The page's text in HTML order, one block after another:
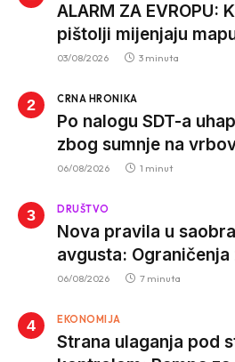
ALARM ZA EVROPU:
pištolji mijenjaju
istrage ukazuju na
03/08/2026 3 minuta
CRNA HRONIKA
Po nalogu SDT-a
zbog sumnje na
za izvršenje
06/08/2026 1 minut
DRUŠTVO
Nova pravila u
avgusta: Ograničenja
trotinetima i mlade
06/08/2026 7 minuta
EKONOMIJA
Strana ulaganja pod